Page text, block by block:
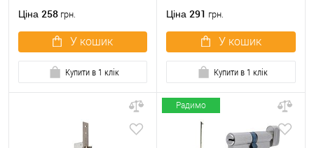
Ціна 258 грн.
У кошик
Купити в 1 клік
Ціна 291 грн.
У кошик
Купити в 1 клік
Радимо